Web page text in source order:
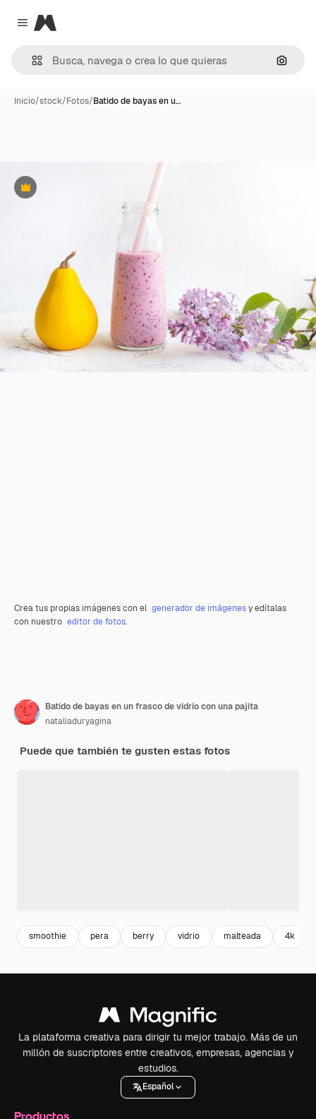
Close menu
Magnific
Inicio/stock/Fotos/Batido de bayas en u…
Premium
Crea tus propias imágenes con el generador de imágenesy edítalas
con nuestro editor de fotos.
Batido de bayas en un frasco de vidrio con una pajita
nataliaduryagina
Puede que también te gusten estas fotos
smoothie pera berry vidrio malteada 4k
La plataforma creativa para dirigir tu mejor trabajo. Más de un
millón de suscriptores entre creativos, empresas, agencias y
estudios.
Español
Productos